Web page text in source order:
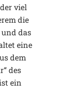
viel
die
und das
eine
dem
des
ein